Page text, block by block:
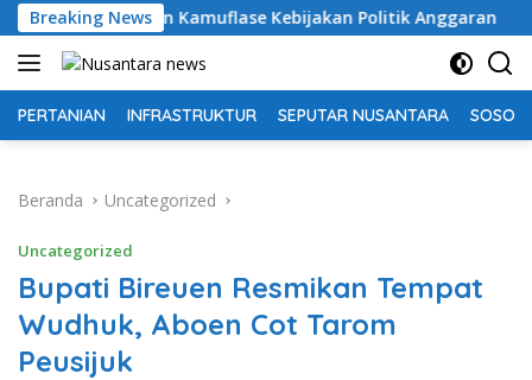
Langsung
ke
konten
Breaking News
Kamuflase Kebijakan Politik Anggaran Pemkab
PERTANIAN INFRASTRUKTUR SEPUTAR NUSANTARA SOSOK
Beranda Uncategorized
Uncategorized
Bupati Bireuen Resmikan Tempat
Wudhuk, Aboen Cot Tarom
Peusijuk